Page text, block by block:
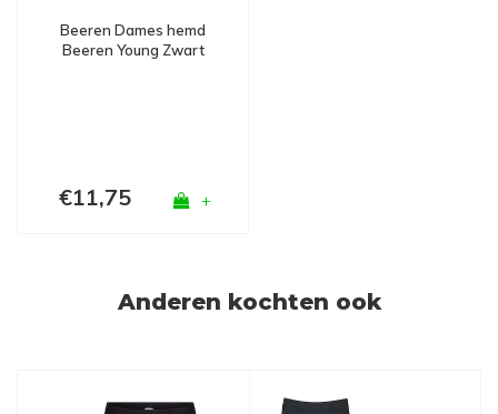
Beeren Dames hemd
Beeren Young Zwart
€11,75 +
Anderen kochten ook